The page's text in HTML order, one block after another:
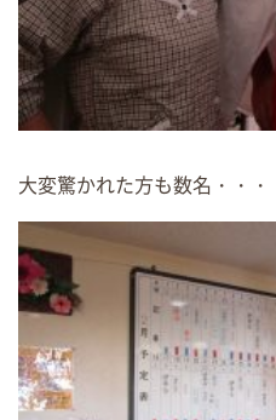
大変驚かれた方も数名・・・